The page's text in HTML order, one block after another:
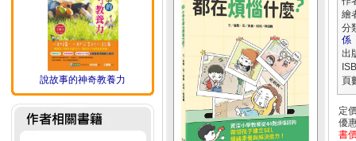
說故事的神奇教養力
繪
分
係
出
頁
定
優
書